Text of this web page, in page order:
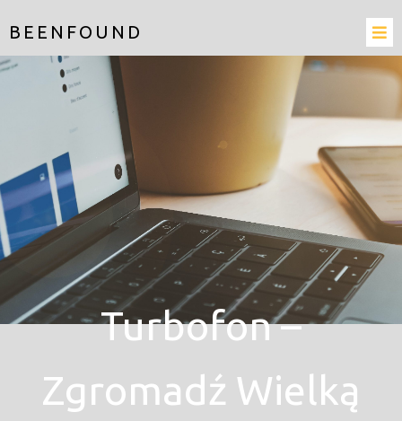
BEENFOUND
Turbofon –
Zgromadź Wielką